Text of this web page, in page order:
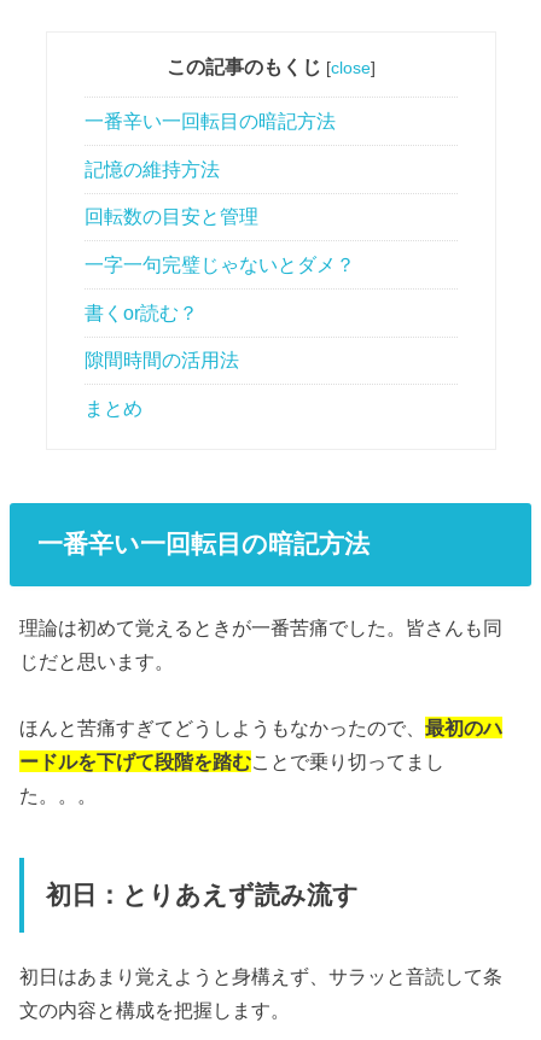
この記事のもくじ [close]
一番辛い一回転目の暗記方法
記憶の維持方法
回転数の目安と管理
一字一句完璧じゃないとダメ？
書くor読む？
隙間時間の活用法
まとめ
一番辛い一回転目の暗記方法
理論は初めて覚えるときが一番苦痛でした。皆さんも同
じだと思います。
ほんと苦痛すぎてどうしようもなかったので、最初のハ
ードルを下げて段階を踏むことで乗り切ってまし
た。。。
初日：とりあえず読み流す
初日はあまり覚えようと身構えず、サラッと音読して条
文の内容と構成を把握します。